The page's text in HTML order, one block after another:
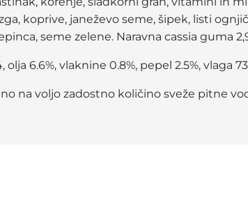
koprive, janeževo seme, šipek, listi
seme zelene. Naravna cassia guma
6.6%, vlaknine 0.8%, pepel 2.5%, vlaga
na voljo zadostno količino sveže pitne